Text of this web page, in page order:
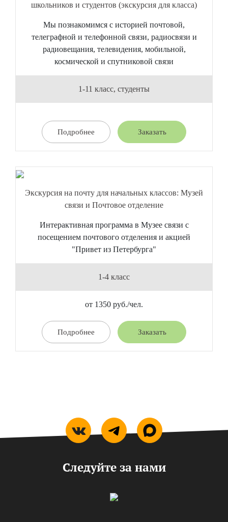
школьников и студентов (экскурсия для класса)
Мы познакомимся с историей почтовой,
телеграфной и телефонной связи, радиосвязи и
радиовещания, телевидения, мобильной,
космической и спутниковой связи
1-11 класс, студенты
Подробнее Заказать
Экскурсия на почту для начальных классов: Музей
связи и Почтовое отделение
Интерактивная программа в Музее связи с
посещением почтового отделения и акцией
"Привет из Петербурга"
1-4 класс
от 1350 руб./чел.
Подробнее Заказать
Следуйте за нами